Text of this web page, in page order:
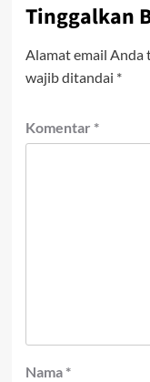
Tinggalkan
Alamat email Anda
wajib ditandai *
Komentar *
Nama *